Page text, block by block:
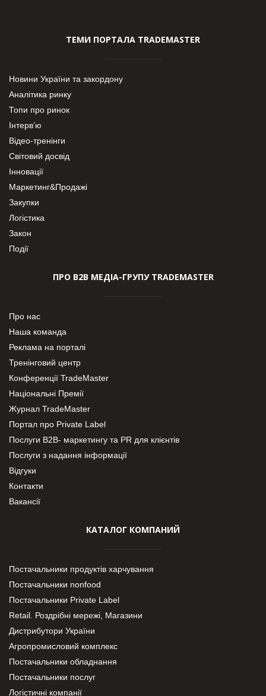
ТЕМИ ПОРТАЛА TRADEMASTER
Новини України та закордону
Аналітика ринку
Топи про ринок
Інтерв’ю
Відео-тренінги
Світовий досвід
Інновації
Маркетинг&Продажі
Закупки
Логістика
Закон
Події
ПРО В2В МЕДІА-ГРУПУ TRADEMASTER
Про нас
Наша команда
Реклама на порталі
Тренінговий центр
Конференції TradeMaster
Національні Премії
Журнал TradeMaster
Портал про Private Label
Послуги В2В- маркетингу та PR для клієнтів
Послуги з надання інформації
Відгуки
Контакти
Вакансії
КАТАЛОГ КОМПАНИЙ
Постачальники продуктів харчування
Постачальники nonfood
Постачальники Private Label
Retail. Роздрібні мережі, Магазини
Дистрибутори України
Агропромисловий комплекс
Постачальники обладнання
Постачальники послуг
Логістичні компанії